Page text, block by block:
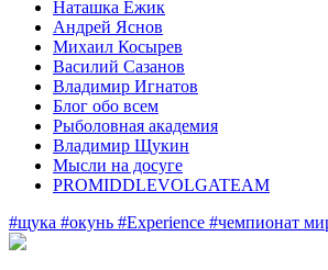
Наташка Ёжик
Андрей Яснов
Михаил Косырев
Василий Сазанов
Владимир Игнатов
Блог обо всем
Рыболовная академия
Владимир Щукин
Мысли на досуге
PROMIDDLEVOLGATEAM
#щука #окунь #Experience #чемпионат